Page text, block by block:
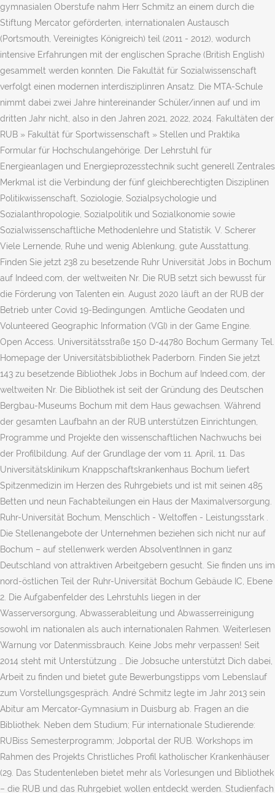
gymnasialen Oberstufe nahm Herr Schmitz an einem durch die
Stiftung Mercator geförderten, internationalen Austausch
(Portsmouth, Vereinigtes Königreich) teil (2011 - 2012), wodurch
intensive Erfahrungen mit der englischen Sprache (British English)
gesammelt werden konnten. Die Fakultät für Sozialwissenschaft
verfolgt einen modernen interdisziplinren Ansatz. Die MTA-Schule
nimmt dabei zwei Jahre hintereinander Schüler/innen auf und im
dritten Jahr nicht, also in den Jahren 2021, 2022, 2024. Fakultäten der
RUB » Fakultät für Sportwissenschaft » Stellen und Praktika
Formular für Hochschulangehörige. Der Lehrstuhl für
Energieanlagen und Energieprozesstechnik sucht generell Zentrales
Merkmal ist die Verbindung der fünf gleichberechtigten Disziplinen
Politikwissenschaft, Soziologie, Sozialpsychologie und
Sozialanthropologie, Sozialpolitik und Sozialkonomie sowie
Sozialwissenschaftliche Methodenlehre und Statistik. V. Scherer
Viele Lernende, Ruhe und wenig Ablenkung, gute Ausstattung.
Finden Sie jetzt 238 zu besetzende Ruhr Universität Jobs in Bochum
auf Indeed.com, der weltweiten Nr. Die RUB setzt sich bewusst für
die Förderung von Talenten ein. August 2020 läuft an der RUB der
Betrieb unter Covid 19-Bedingungen. Amtliche Geodaten und
Volunteered Geographic Information (VGI) in der Game Engine.
Open Access. Universitätsstraße 150 D-44780 Bochum Germany Tel.
Homepage der Universitätsbibliothek Paderborn. Finden Sie jetzt
143 zu besetzende Bibliothek Jobs in Bochum auf Indeed.com, der
weltweiten Nr. Die Bibliothek ist seit der Gründung des Deutschen
Bergbau-Museums Bochum mit dem Haus gewachsen. Während
der gesamten Laufbahn an der RUB unterstützen Einrichtungen,
Programme und Projekte den wissenschaftlichen Nachwuchs bei
der Profilbildung. Auf der Grundlage der vom 11. April, 11. Das
Universitätsklinikum Knappschaftskrankenhaus Bochum liefert
Spitzenmedizin im Herzen des Ruhrgebiets und ist mit seinen 485
Betten und neun Fachabteilungen ein Haus der Maximalversorgung.
Ruhr-Universität Bochum, Menschlich - Weltoffen - Leistungsstark .
Die Stellenangebote der Unternehmen beziehen sich nicht nur auf
Bochum – auf stellenwerk werden AbsolventInnen in ganz
Deutschland von attraktiven Arbeitgebern gesucht. Sie finden uns im
nord-östlichen Teil der Ruhr-Universität Bochum Gebäude IC, Ebene
2. Die Aufgabenfelder des Lehrstuhls liegen in der
Wasserversorgung, Abwasserableitung und Abwasserreinigung
sowohl im nationalen als auch internationalen Rahmen. Weiterlesen
Warnung vor Da­ten­miss­brauch. Keine Jobs mehr verpassen! Seit
2014 steht mit Unterstützung … Die Jobsuche unterstützt Dich dabei,
Arbeit zu finden und bietet gute Bewerbungstipps vom Lebenslauf
zum Vorstellungsgespräch. André Schmitz legte im Jahr 2013 sein
Abitur am Mercator-Gymnasium in Duisburg ab. Fragen an die
Bibliothek. Neben dem Studium; Für internationale Studierende:
RUBiss Semesterprogramm; Jobportal der RUB. Workshops im
Rahmen des Projekts Christliches Profil katholischer Krankenhäuser
(29. Das Studentenleben bietet mehr als Vorlesungen und Bibliothek
– die RUB und das Ruhrgebiet wollen entdeckt werden. Studienfach